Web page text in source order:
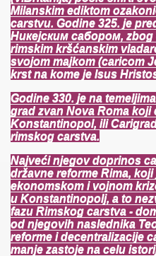
Milanskim ediktom
carstvu. Godine 325. je
Никејским сабором,
rimskim kršćanskim
svojom majkom (caricom
krst na kome je Isus
Godine 330. je na
grad zvan Nova Roma
Konstantinopol, ili
rimskog carstva.
Najveći njegov doprinos
državne reforme Rima,
ekonomskom i vojnom
u Konstantinopolj, a to
fazu Rimskog carstva -
od njegovih naslednika
reforme i decentralizacije
manje zastoje na celu